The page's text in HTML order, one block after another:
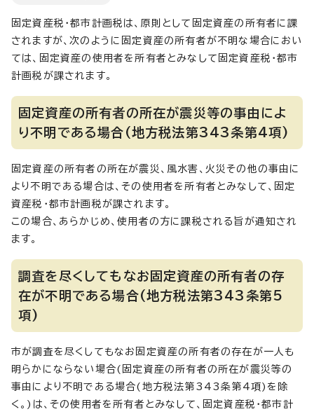
固定資産税・都市計画税は、原則として固定資産の所有者に課
されますが、次のように固定資産の所有者が不明な場合におい
ては、固定資産の使用者を所有者とみなして固定資産税・都市
計画税が課されます。
固定資産の所有者の所在が震災等の事由によ
り不明である場合(地方税法第343条第4項)
固定資産の所有者の所在が震災、風水害、火災その他の事由に
より不明である場合は、その使用者を所有者とみなして、固定
資産税・都市計画税が課されます。
この場合、あらかじめ、使用者の方に課税される旨が通知され
ます。
調査を尽くしてもなお固定資産の所有者の存
在が不明である場合(地方税法第343条第5
項)
市が調査を尽くしてもなお固定資産の所有者の存在が一人も
明らかにならない場合(固定資産の所有者の所在が震災等の
事由により不明である場合(地方税法第343条第4項)を除
く。)は、その使用者を所有者とみなして、固定資産税・都市計